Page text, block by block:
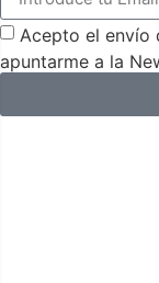
Acepto el envío
apuntarme a la